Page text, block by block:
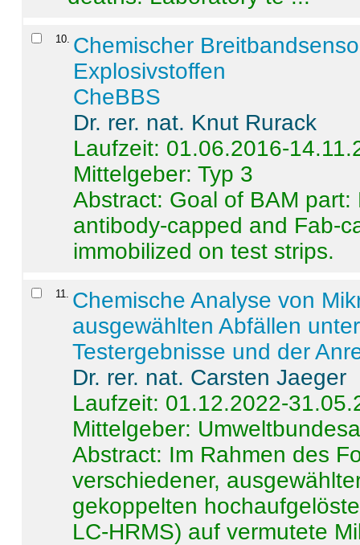
10 Chemischer
Explosivstoffen
CheBBS
Dr. rer. nat. Knut Rurack
Laufzeit: 01.06.2016-
Mittelgeber: Typ 3
Abstract: Goal of BAM
antibody-capped and Fab-
immobilized on test strips.
11
Chemische Analyse von
ausgewählten Abfällen
Testergebnisse und der
Dr. rer. nat. Carsten Jaeger
Laufzeit: 01.12.2022-
Mittelgeber:
Abstract: Im Rahmen des
verschiedener,
gekoppelten
LC-HRMS) auf vermutete